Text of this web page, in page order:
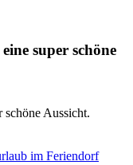
super schöne
schöne Aussicht.
im Feriendorf